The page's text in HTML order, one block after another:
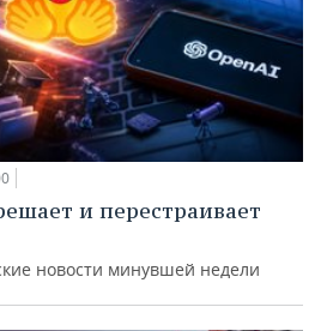
и перестраивает
новости минувшей недели